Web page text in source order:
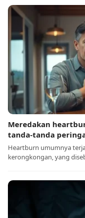
Meredakan
tanda-tanda
Heartburn umumnya
kerongkongan, yang